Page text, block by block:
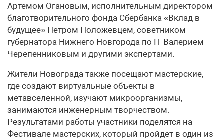
Артемом Огановым, исполнительным директором
благотворительного фонда Сбербанка «Вклад в
будущее» Петром Положевцем, советником
губернатора Нижнего Новгорода по IT Валерием
Черепенниковым и другими экспертами.
Жители Новограда также посещают мастерские,
где создают виртуальные объекты в
метавселенной, изучают микроорганизмы,
занимаются инженерным творчеством.
Результатами работы участники поделятся на
Фестивале мастерских, который пройдет в один из